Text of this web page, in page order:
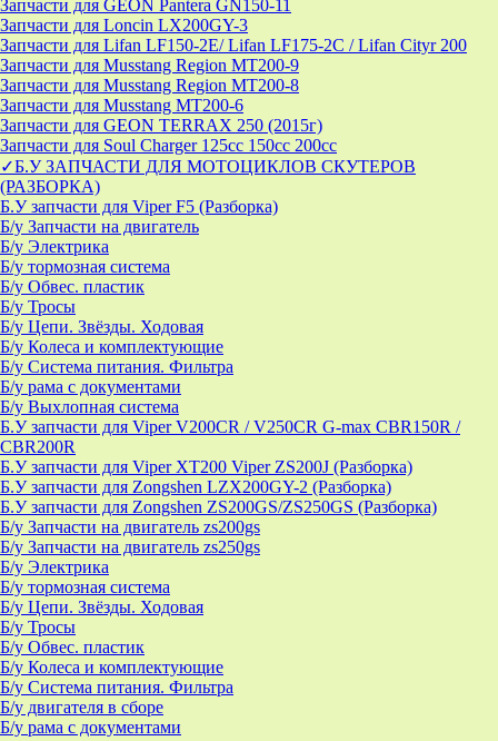
Запчасти для GEON Pantera GN150-11
Запчасти для Loncin LX200GY-3
Запчасти для Lifan LF150-2E/ Lifan LF175-2C / Lifan Cityr 200
Запчасти для Musstang Region MT200-9
Запчасти для Musstang Region MT200-8
Запчасти для Musstang MT200-6
Запчасти для GEON TERRAX 250 (2015г)
Запчасти для Soul Charger 125сс 150cc 200сс
✓Б.У ЗАПЧАСТИ ДЛЯ МОТОЦИКЛОВ СКУТЕРОВ
(РАЗБОРКА)
Б.У запчасти для Viper F5 (Разборка)
Б/у Запчасти на двигатель
Б/у Электрика
Б/у тормозная система
Б/у Обвес. пластик
Б/у Тросы
Б/у Цепи. Звёзды. Ходовая
Б/у Колеса и комплектующие
Б/у Система питания. Фильтра
Б/у рама с документами
Б/у Выхлопная система
Б.У запчасти для Viper V200CR / V250CR G-max CBR150R /
CBR200R
Б.У запчасти для Viper XT200 Viper ZS200J (Разборка)
Б.У запчасти для Zongshen LZX200GY-2 (Разборка)
Б.У запчасти для Zongshen ZS200GS/ZS250GS (Разборка)
Б/у Запчасти на двигатель zs200gs
Б/у Запчасти на двигатель zs250gs
Б/у Электрика
Б/у тормозная система
Б/у Цепи. Звёзды. Ходовая
Б/у Тросы
Б/у Обвес. пластик
Б/у Колеса и комплектующие
Б/у Система питания. Фильтра
Б/у двигателя в сборе
Б/у рама с документами